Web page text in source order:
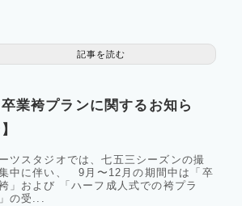
記事を読む
卒業袴プランに関するお知ら
ツスタジオでは、七五三シーズンの撮
中に伴い、 9月〜12月の期間中は「卒
」および 「ハーフ成人式での袴プラ
の受...